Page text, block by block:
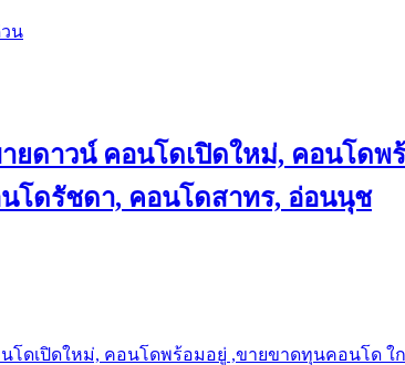
น
ยดาวน์ คอนโดเปิดใหม่, คอนโด
โดรัชดา, คอนโดสาทร, อ่อนนุช
โดเปิดใหม่, คอนโดพร้อมอยู่ ,ขายขาดทุนคอนโด ใ